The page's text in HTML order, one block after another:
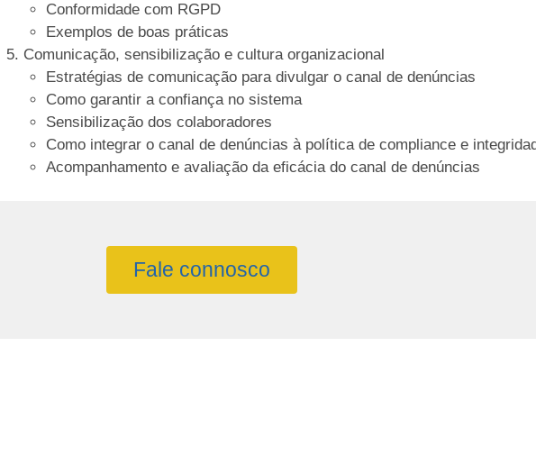
Conformidade com RGPD
Exemplos de boas práticas
Comunicação, sensibilização e cultura organizacional
Estratégias de comunicação para divulgar o canal de denúncias
Como garantir a confiança no sistema
Sensibilização dos colaboradores
Como integrar o canal de denúncias à política de compliance e
Acompanhamento e avaliação da eficácia do canal de denúncias
Fale connosco